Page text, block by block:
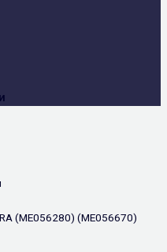
(ME056280) (ME056670)